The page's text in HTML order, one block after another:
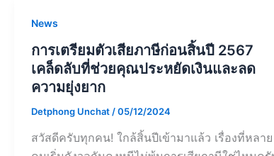
News
การเตรียมตัวเสียภาษีก่อนสิ้นปี 2567
เคล็ดลับที่ช่วยคุณประหยัดเงินและลด
ความยุ่งยาก
Detphong Unchat /05/12/2024
สวัสดีครับทุกคน! ใกล้สิ้นปีเข้ามาแล้ว เรื่องที่หลาย